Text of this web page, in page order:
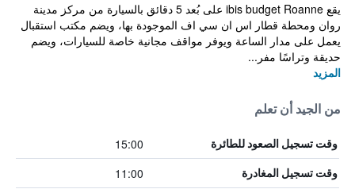
يقع ibis budget Roanne على بُعد 5 دقائق بالسيارة من مركز مدينة
روان ومحطة قطار اس ان سي اف الموجودة بها، ويضم مكتب استقبال
يعمل على مدار الساعة ويوفر مواقف مجانية خاصة للسيارات، ويضم
حديقة وتراسًا مفر...
المزيد
من الجيد أن تعلم
وقت تسجيل الصعود للطائرة 15:00
وقت تسجيل المغادرة 11:00